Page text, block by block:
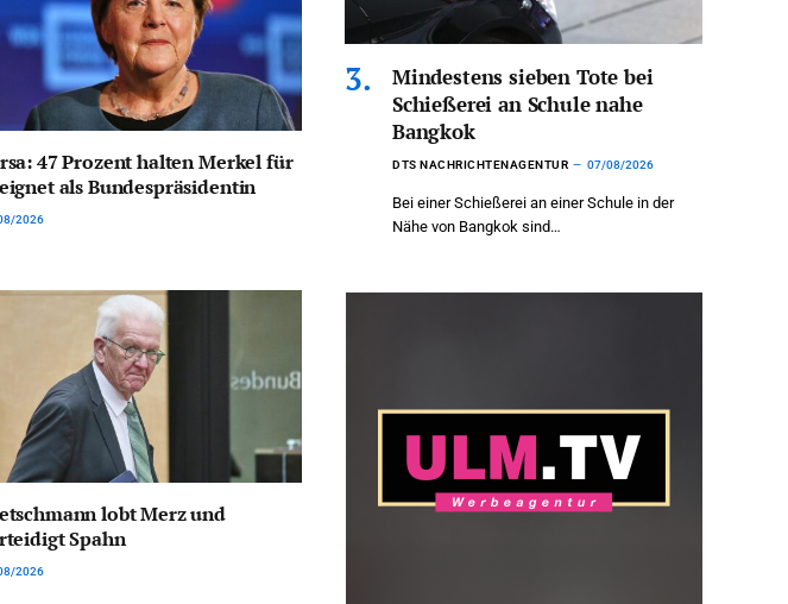
47 Prozent halten Merkel für
als Bundespräsidentin
2026
lobt Merz und
Spahn
2026
Mindestens sieben Tote bei
Schießerei an Schule nahe
Bangkok
DTS NACHRICHTENAGENTUR 07/08/2026
Bei einer Schießerei an einer Schule in der
Nähe von Bangkok sind…